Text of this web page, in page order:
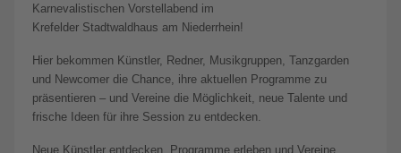
Karnevalistischen Vorstellabend im
Krefelder Stadtwaldhaus am Niederrhein!
Hier bekommen Künstler, Redner, Musikgruppen, Tanzgarden
und Newcomer die Chance, ihre aktuellen Programme zu
präsentieren – und Vereine die Möglichkeit, neue Talente und
frische Ideen für ihre Session zu entdecken.
Neue Künstler entdecken, Programme erleben und Vereine